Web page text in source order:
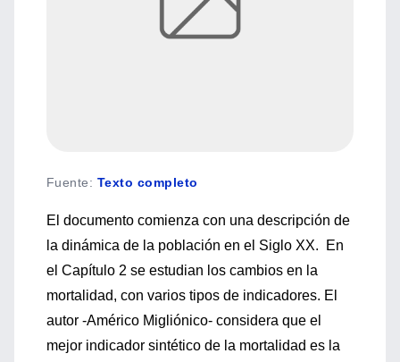
Fuente: Texto completo
El documento comienza con una descripción de
la dinámica de la población en el Siglo XX. En
el Capítulo 2 se estudian los cambios en la
mortalidad, con varios tipos de indicadores. El
autor -Américo Migliónico- considera que el
mejor indicador sintético de la mortalidad es la